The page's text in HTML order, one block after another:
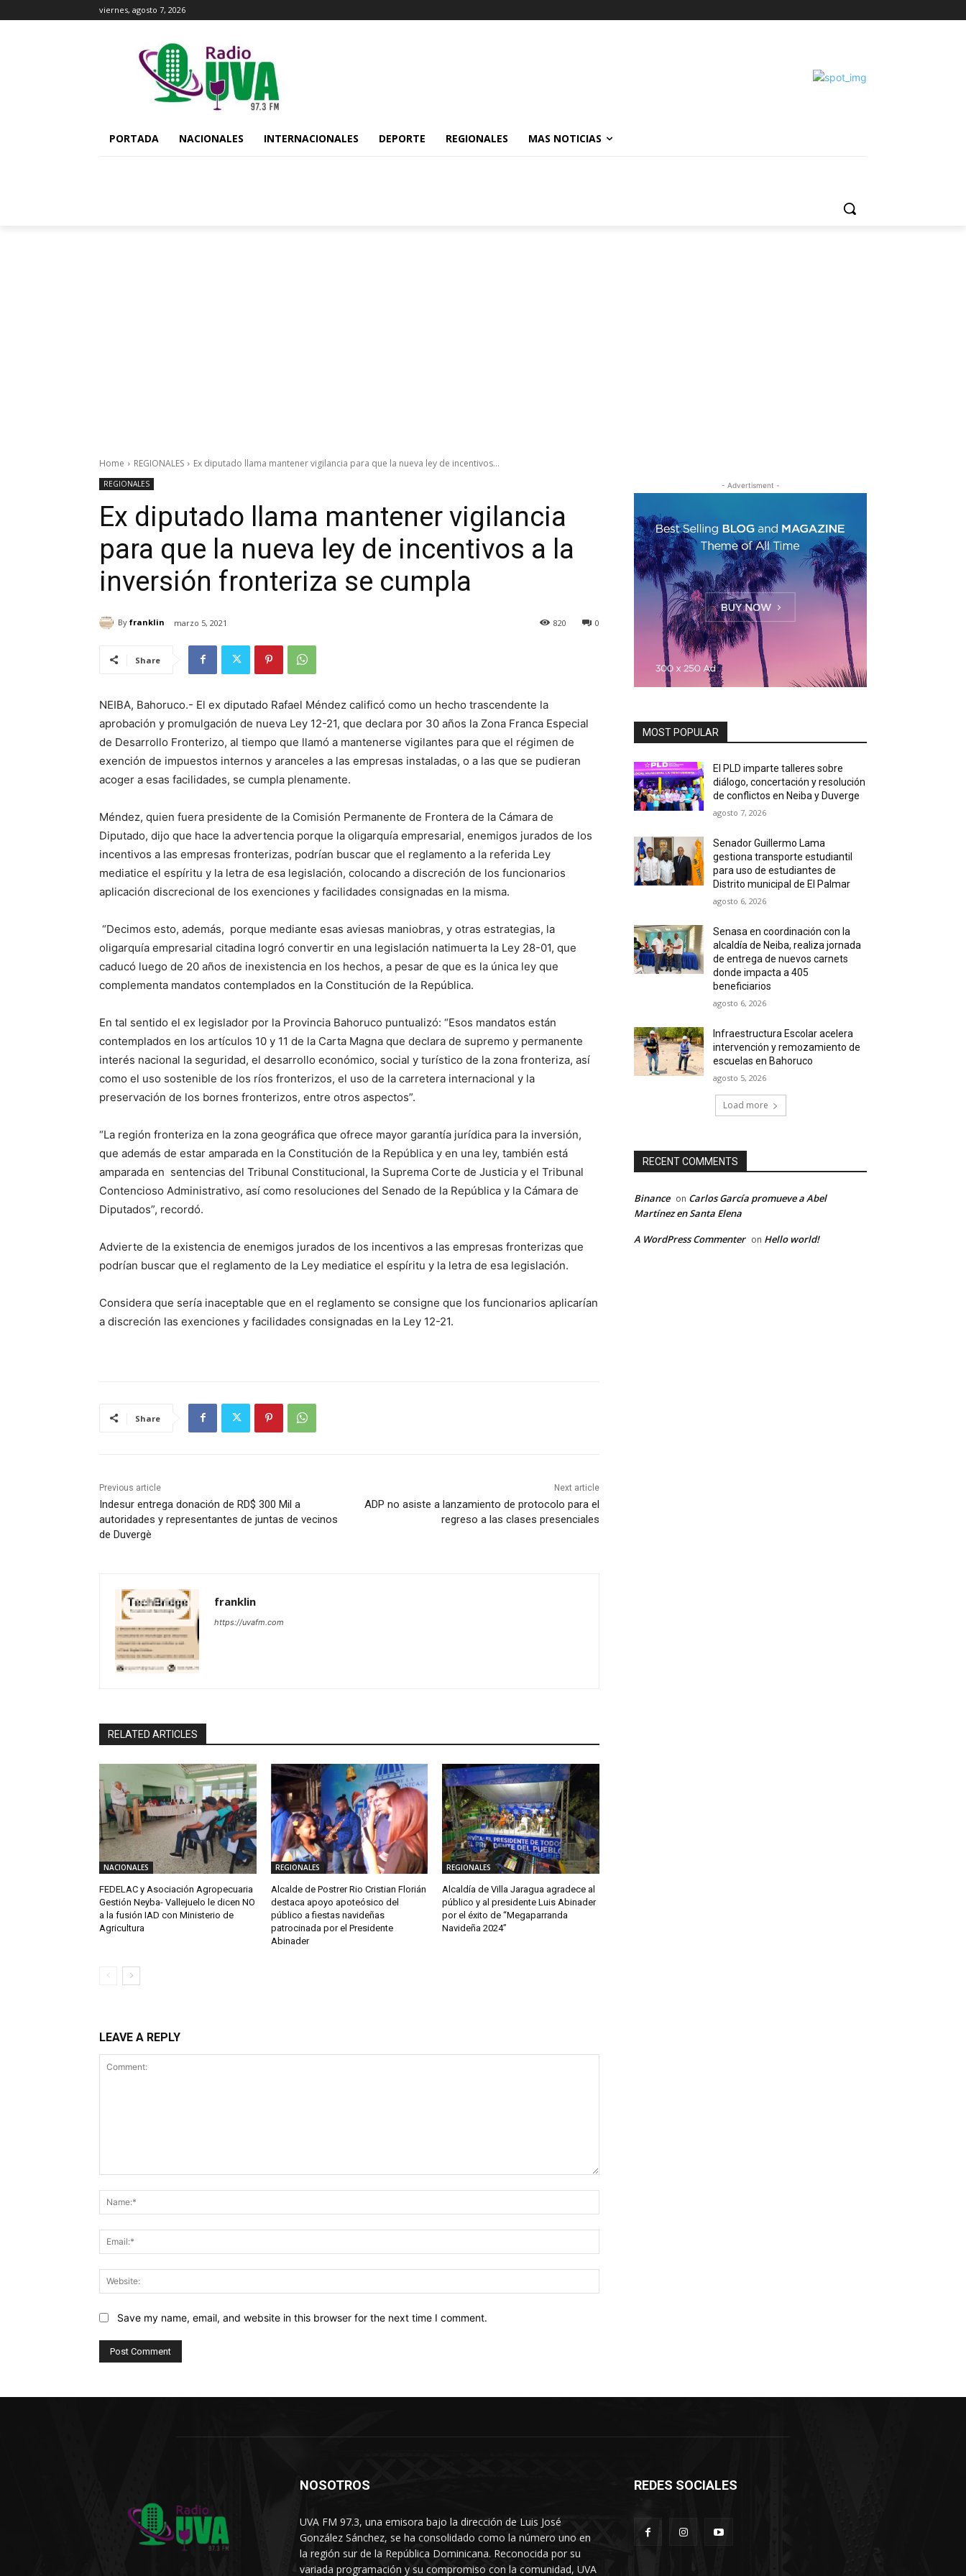
viernes, agosto 7, 2026
PORTADA NACIONALES INTERNACIONALES DEPORTE REGIONALES MAS NOTICIAS
Home REGIONALES Ex diputado llama mantener vigilancia para que la nueva ley de incentivos...
REGIONALES
Ex diputado llama mantener vigilancia
para que la nueva ley de incentivos a la
inversión fronteriza se cumpla
By franklin marzo 5, 2021 0
820
Share
NEIBA, Bahoruco.- El ex diputado Rafael Méndez calificó como un hecho trascendente la
aprobación y promulgación de nueva Ley 12-21, que declara por 30 años la Zona Franca Especial
de Desarrollo Fronterizo, al tiempo que llamó a mantenerse vigilantes para que el régimen de
exención de impuestos internos y aranceles a las empresas instaladas, o a las que se pudieran
acoger a esas facilidades, se cumpla plenamente.
Méndez, quien fuera presidente de la Comisión Permanente de Frontera de la Cámara de
Diputado, dijo que hace la advertencia porque la oligarquía empresarial, enemigos jurados de los
incentivos a las empresas fronterizas, podrían buscar que el reglamento a la referida Ley
mediatice el espíritu y la letra de esa legislación, colocando a discreción de los funcionarios
aplicación discrecional de los exenciones y facilidades consignadas en la misma.
“Decimos esto, además, porque mediante esas aviesas maniobras, y otras estrategias, la
oligarquía empresarial citadina logró convertir en una legislación natimuerta la Ley 28-01, que
caducó luego de 20 años de inexistencia en los hechos, a pesar de que es la única ley que
complementa mandatos contemplados en la Constitución de la República.
En tal sentido el ex legislador por la Provincia Bahoruco puntualizó: “Esos mandatos están
contemplados en los artículos 10 y 11 de la Carta Magna que declara de supremo y permanente
interés nacional la seguridad, el desarrollo económico, social y turístico de la zona fronteriza, así
como el uso sostenible de los ríos fronterizos, el uso de la carretera internacional y la
preservación de los bornes fronterizos, entre otros aspectos”.
“La región fronteriza en la zona geográfica que ofrece mayor garantía jurídica para la inversión,
que además de estar amparada en la Constitución de la República y en una ley, también está
amparada en sentencias del Tribunal Constitucional, la Suprema Corte de Justicia y el Tribunal
Contencioso Administrativo, así como resoluciones del Senado de la República y la Cámara de
Diputados”, recordó.
Advierte de la existencia de enemigos jurados de los incentivos a las empresas fronterizas que
podrían buscar que el reglamento de la Ley mediatice el espíritu y la letra de esa legislación.
Considera que sería inaceptable que en el reglamento se consigne que los funcionarios aplicarían
a discreción las exenciones y facilidades consignadas en la Ley 12-21.
Share
Previous article
Indesur entrega donación de RD$ 300 Mil a
autoridades y representantes de juntas de vecinos
de Duvergè
Next article
ADP no asiste a lanzamiento de protocolo para el
regreso a las clases presenciales
franklin
https://uvafm.com
RELATED ARTICLES
NACIONALES
FEDELAC y Asociación Agropecuaria
Gestión Neyba- Vallejuelo le dicen NO
a la fusión IAD con Ministerio de
Agricultura
REGIONALES
Alcalde de Postrer Rio Cristian Florián
destaca apoyo apoteósico del
público a fiestas navideñas
patrocinada por el Presidente
Abinader
REGIONALES
Alcaldía de Villa Jaragua agradece al
público y al presidente Luis Abinader
por el éxito de “Megaparranda
Navideña 2024”
LEAVE A REPLY
Save my name, email, and website in this browser for the next time I comment.
- Advertisment -
MOST POPULAR
El PLD imparte talleres sobre
diálogo, concertación y resolución
de conflictos en Neiba y Duverge
agosto 7, 2026
Senador Guillermo Lama
gestiona transporte estudiantil
para uso de estudiantes de
Distrito municipal de El Palmar
agosto 6, 2026
Senasa en coordinación con la
alcaldía de Neiba, realiza jornada
de entrega de nuevos carnets
donde impacta a 405
beneficiarios
agosto 6, 2026
Infraestructura Escolar acelera
intervención y remozamiento de
escuelas en Bahoruco
agosto 5, 2026
Load more
RECENT COMMENTS
Binance on Carlos García promueve a Abel
Martínez en Santa Elena
A WordPress Commenter on Hello world!
NOSOTROS
UVA FM 97.3, una emisora bajo la dirección de Luis José
González Sánchez, se ha consolidado como la número uno en
la región sur de la República Dominicana. Reconocida por su
variada programación y su compromiso con la comunidad, UVA
REDES SOCIALES